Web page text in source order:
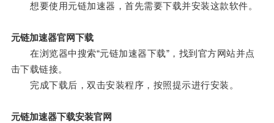
想要使用元链加速器，首先需要下载并安装这款软件。
元链加速器官网下载
在浏览器中搜索“元链加速器下载”，找到官方网站并点
击下载链接。
完成下载后，双击安装程序，按照提示进行安装。
元链加速器下载安装官网